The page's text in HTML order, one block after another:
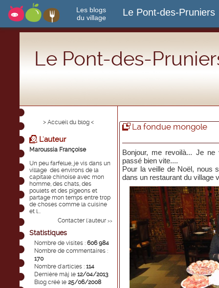
Les blogs
du village
Le Pont-des-Pruniers
Le Pont-des-
> Accueil du blog <
L'auteur
Maroussia Françoise
Un peu farfelue, je vis dans un
village des environs de la
capitale chinoise avec mon
homme, des chats, des
poulets et des pigeons et
partage mon temps entre trop
de choses comme la cuisine
et l...
Contacter l'auteur >>
Statistiques
Nombre de visites : 606 984
Nombre de commentaires :
170
Nombre d'articles : 114
Dernière màj le 12/04/2013
Blog créé le 25/06/2008
La fondue mongole
Bonjour, me revoilà... Je
passé bien vite....
Pour la veille de Noël, nous
dans un restaurant du village